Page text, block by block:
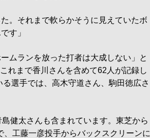
。それまで軟らかそうに見えていたボ
す」
ムランを放った打者は大成しない」と
れまで香川さんを含めて62人が記録し
選手では、高木守道さん、駒田徳広さ
健太さんも含まれています。東芝から
工藤一彦投手からバックスクリーンに